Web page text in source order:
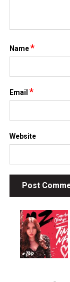
Name*
Email*
Website